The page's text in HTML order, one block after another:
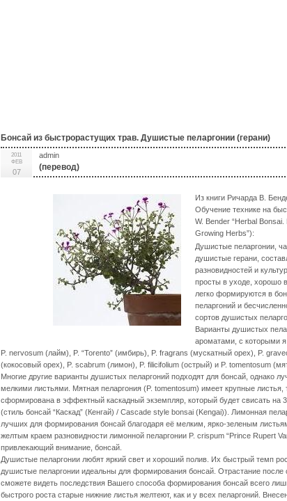
Бонсай из быстрорастущих трав. Душистые пеларгонии (герани)
2011
ФЕВ
07
admin
(перевод)
Из книги Ричарда В.
Обучение технике на
W. Bender “Herbal
Growing Herbs”):
Душистые пеларгонии,
душистые герани,
разновидностей и
просты в уходе, хорошо
легко формируются в
пеларгоний и
сортов душистых
Варианты душистых
ароматами, с которыми я
P. nervosum (лайм), P. “Torento” (имбирь), P. fragrans (мускатный орех), P.
(кокосовый орех), P. scabrum (лимон), P. filicifolium (острый) и P. tomentosum
Многие другие варианты душистых пеларгоний подходят для бонсай, однако
мелкими листьями. Мятная пеларгония (P. tomentosum) имеет крупные
сформирована в эффектный каскадный экземпляр, который будет свисать на
(стиль бонсай “Каскад” (Кенгай) / Cascade style bonsai (Kengai)). Лимонная
лучших для формирования бонсай благодаря её мелким, ярко-зеленым
желтым краем разновидности лимонной пеларгонии P. crispum “Prince Rupert
привлекающий внимание, бонсай.
Душистые пеларгонии любят яркий свет и хороший полив. Их быстрый темп
душистые пеларгонии идеальны для формирования бонсай. Отрастание
сможете видеть последствия Вашего способа формирования бонсай всего
быстрого роста старые нижние листья желтеют, как и у всех пеларгоний.